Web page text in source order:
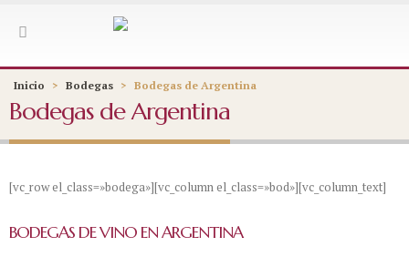
Inicio > Bodegas > Bodegas de Argentina
Bodegas de Argentina
[vc_row el_class=»bodega»][vc_column el_class=»bod»][vc_column_text]
BODEGAS DE VINO EN ARGENTINA